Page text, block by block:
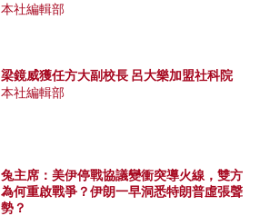
本社編輯部
梁鏡威獲任方大副校長 呂大樂加盟社科院
本社編輯部
兔主席：美伊停戰協議變衝突導火線，雙方
為何重啟戰爭？伊朗一早洞悉特朗普虛張聲
勢？